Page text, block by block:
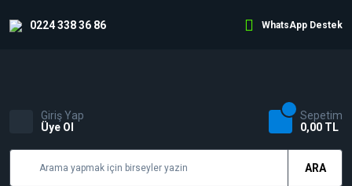
0224 338 36 86 WhatsApp Destek
ARA
Giriş Yap
Üye Ol
Sepetim
0,00 TL